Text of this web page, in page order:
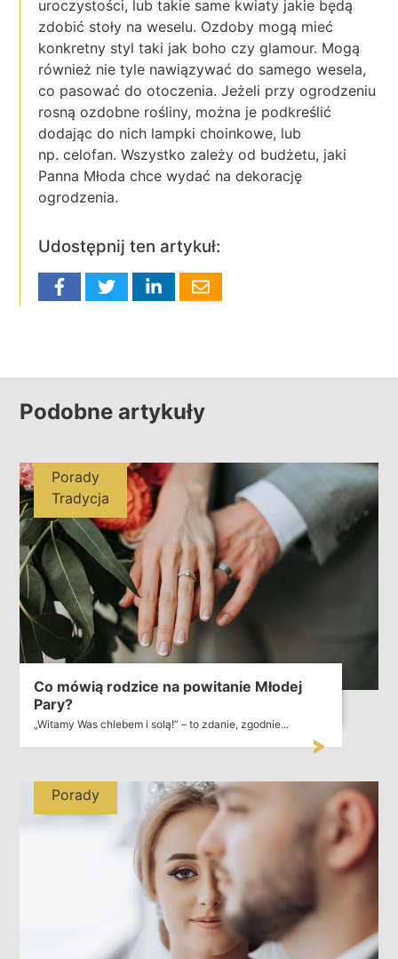
uroczystości, lub takie same kwiaty jakie będą
zdobić stoły na weselu. Ozdoby mogą mieć
konkretny styl taki jak boho czy glamour. Mogą
również nie tyle nawiązywać do samego wesela,
co pasować do otoczenia. Jeżeli przy ogrodzeniu
rosną ozdobne rośliny, można je podkreślić
dodając do nich lampki choinkowe, lub
np. celofan. Wszystko zależy od budżetu, jaki
Panna Młoda chce wydać na dekorację
ogrodzenia.
Udostępnij ten artykuł:
Podobne artykuły
Co mówią rodzice na powitanie Młodej
Pary?
„Witamy Was chlebem i solą!” – to zdanie, zgodnie...
Porady
Tradycja
Porady